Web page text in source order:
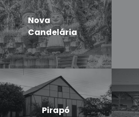
Nova
Candelária
Pirapó